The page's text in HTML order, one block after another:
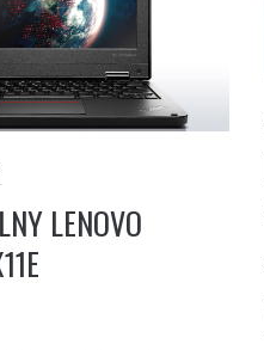
LENOVO